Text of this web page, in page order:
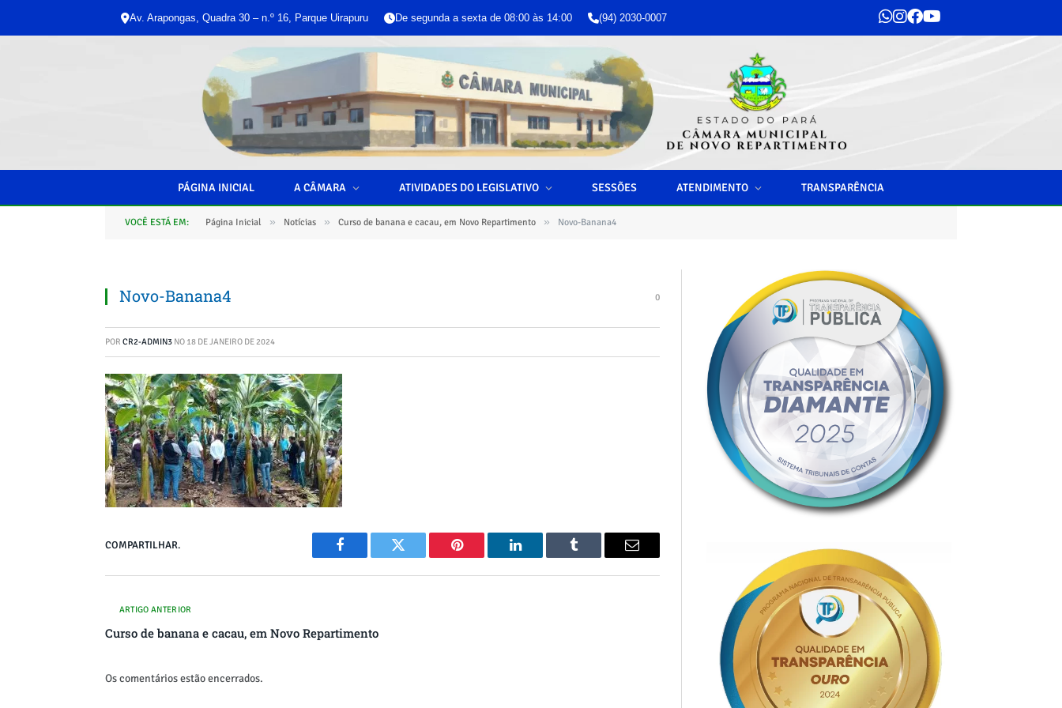
Av. Arapongas, Quadra 30 – n.º 16, Parque Uirapuru De segunda a sexta de 08:00 às 14:00 (94) 2030-0007
PÁGINA INICIAL A CÂMARA ATIVIDADES DO LEGISLATIVO SESSÕES ATENDIMENTO TRANSPARÊNCIA
VOCÊ ESTÁ EM: Página Inicial » Notícias » Curso de banana e cacau, em Novo Repartimento » Novo-Banana4
Novo-Banana4 0
POR CR2-ADMIN3 NO 18 DE JANEIRO DE 2024
COMPARTILHAR.
Facebook Twitter Pinterest
O
Tumblr
E-
ARTIGO ANTERIOR
Curso de banana e cacau, em Novo Repartimento
Os comentários estão encerrados.